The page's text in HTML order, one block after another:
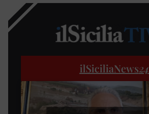
ilSiciliaNews24